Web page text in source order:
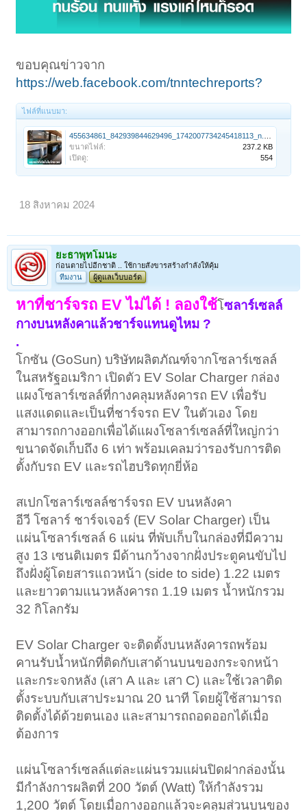
ขอบคุณข่าวจาก
https://web.facebook.com/tnntechreports?
ไฟล์ที่แนบมา:
ขนาดไฟล์:
237.2 KB
เปิดดู:
554
18 สิงหาคม 2024
ยะธาพุทโมนะ
ก่อนตายไปอีกชาติ .. ใช้กายสังขารสร้างกำลังให้คุ้ม
ทีมงาน
ผู้ดูแลเว็บบอร์ด
หาที่ชาร์จรถ EV ไม่ได้ ! ลองใช้โซลาร์เซลล์
กางบนหลังคาแล้วชาร์จแทนดูไหม ?
.
โกซัน (GoSun) บริษัทผลิตภัณฑ์จากโซลาร์เซลล์
ในสหรัฐอเมริกา เปิดตัว EV Solar Charger กล่อง
แผงโซลาร์เซลล์ที่กางคลุมหลังคารถ EV เพื่อรับ
แสงแดดและเป็นที่ชาร์จรถ EV ในตัวเอง โดย
สามารถกางออกเพื่อได้แผงโซลาร์เซลล์ที่ใหญ่กว่า
ขนาดจัดเก็บถึง 6 เท่า พร้อมเคลมว่ารองรับการติด
ตั้งกับรถ EV และรถไฮบริดทุกยี่ห้อ
สเปกโซลาร์เซลล์ชาร์จรถ EV บนหลังคา
อีวี โซลาร์ ชาร์จเจอร์ (EV Solar Charger) เป็น
แผ่นโซลาร์เซลล์ 6 แผ่น ที่พับเก็บในกล่องที่มีความ
สูง 13 เซนติเมตร มีด้านกว้างจากฝั่งประตูคนขับไป
ถึงฝั่งผู้โดยสารแถวหน้า (side to side) 1.22 เมตร
และยาวตามแนวหลังคารถ 1.19 เมตร น้ำหนักรวม
32 กิโลกรัม
EV Solar Charger จะติดตั้งบนหลังคารถพร้อม
คานรับน้ำหนักที่ติดกับเสาด้านบนของกระจกหน้า
และกระจกหลัง (เสา A และ เสา C) และใช้เวลาติด
ตั้งระบบกับเสาประมาณ 20 นาที โดยผู้ใช้สามารถ
ติดตั้งได้ด้วยตนเอง และสามารถถอดออกได้เมื่อ
ต้องการ
แผ่นโซลาร์เซลล์แต่ละแผ่นรวมแผ่นปิดฝากล่องนั้น
มีกำลังการผลิตที่ 200 วัตต์ (Watt) ให้กำลังรวม
1,200 วัตต์ โดยเมื่อกางออกแล้วจะคลุมส่วนบนของ